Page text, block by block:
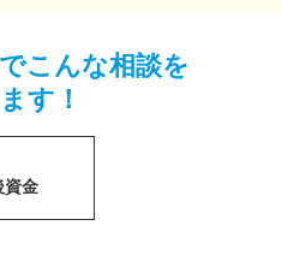
こんな相談を
す！
資金